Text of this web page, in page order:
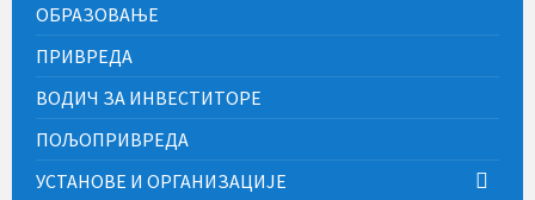
ОБРАЗОВАЊЕ
ПРИВРЕДА
ВОДИЧ ЗА ИНВЕСТИТОРЕ
ПОЉОПРИВРЕДА
УСТАНОВЕ И ОРГАНИЗАЦИЈЕ